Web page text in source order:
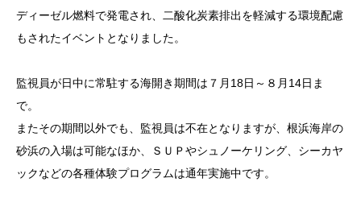
ディーゼル燃料で発電され、二酸化炭素排出を軽減する環境配慮
もされたイベントとなりました。
監視員が日中に常駐する海開き期間は７月18日～８月14日ま
で。
またその期間以外でも、監視員は不在となりますが、根浜海岸の
砂浜の入場は可能なほか、ＳＵＰやシュノーケリング、シーカヤ
ックなどの各種体験プログラムは通年実施中です。